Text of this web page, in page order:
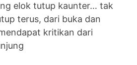
elok tutup kaunter… tak
terus, dari buka dan
kritikan dari